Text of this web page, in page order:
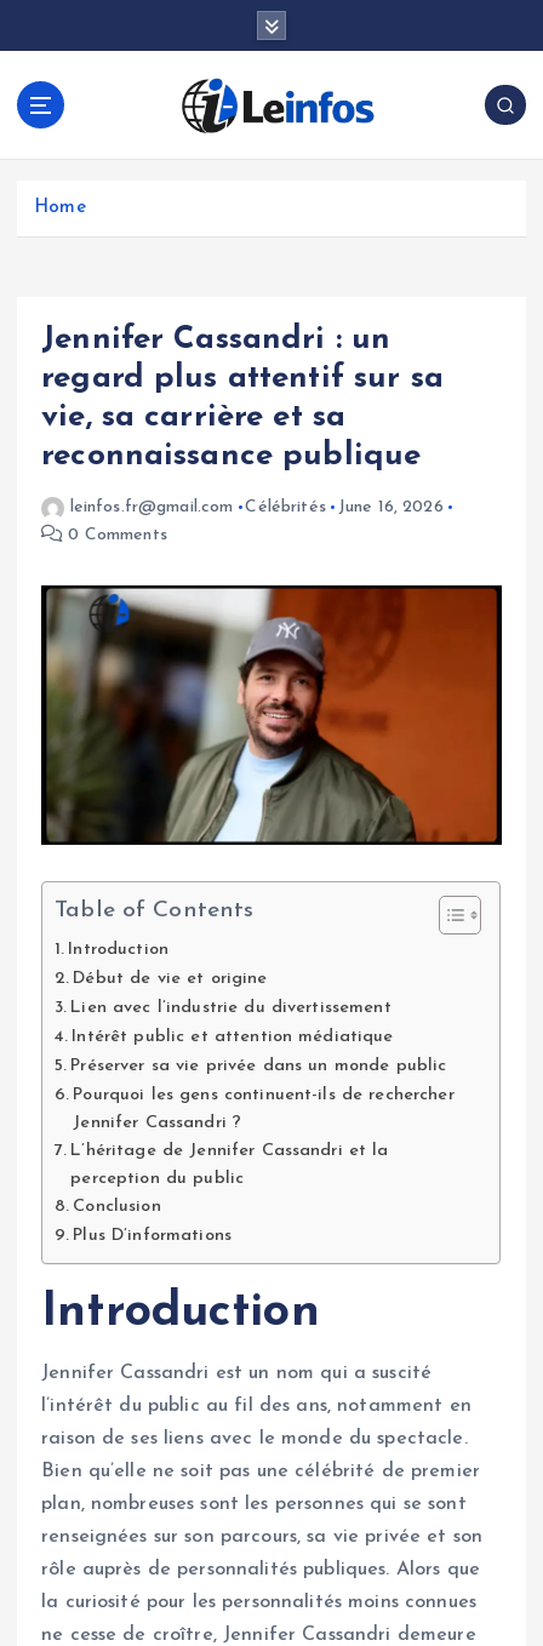
Home
Jennifer Cassandri : un
regard plus attentif sur sa
vie, sa carrière et sa
reconnaissance publique
leinfos.fr@gmail.com Célébrités
June 16, 2026
0 Comments
Table of Contents
Introduction
Début de vie et origine
Lien avec l’industrie du divertissement
Intérêt public et attention médiatique
Préserver sa vie privée dans un monde public
Pourquoi les gens continuent-ils de rechercher
Jennifer Cassandri ?
L’héritage de Jennifer Cassandri et la
perception du public
Conclusion
Plus D’informations
Introduction
Jennifer Cassandri est un nom qui a suscité
l’intérêt du public au fil des ans, notamment en
raison de ses liens avec le monde du spectacle.
Bien qu’elle ne soit pas une célébrité de premier
plan, nombreuses sont les personnes qui se sont
renseignées sur son parcours, sa vie privée et son
rôle auprès de personnalités publiques. Alors que
la curiosité pour les personnalités moins connues
ne cesse de croître, Jennifer Cassandri demeure